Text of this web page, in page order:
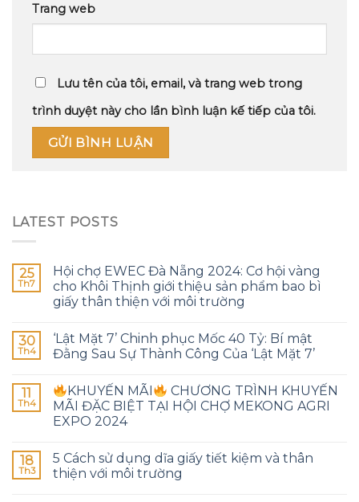
LATEST POSTS
25
Th7
Hội chợ EWEC Đà Nẵng 2024: Cơ hội vàng
cho Khôi Thịnh giới thiệu sản phẩm bao bì
giấy thân thiện với môi trường
30
Th4
‘Lật Mặt 7’ Chinh phục Mốc 40 Tỷ: Bí mật
Đằng Sau Sự Thành Công Của ‘Lật Mặt 7’
11
Th4
KHUYẾN MÃI
CHƯƠNG TRÌNH KHUYẾN
MÃI ĐẶC BIỆT TẠI HỘI CHỢ MEKONG AGRI
EXPO 2024
18
Th3
5 Cách sử dụng dĩa giấy tiết kiệm và thân
thiện với môi trường
Trang web
Lưu tên của tôi, email, và trang web trong
trình duyệt này cho lần bình luận kế tiếp của tôi.